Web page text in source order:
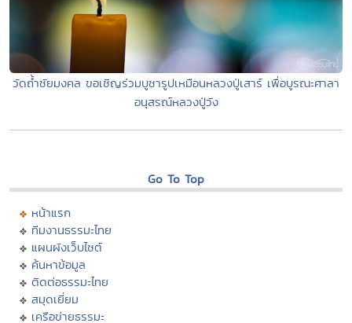
วัดถ้ำชัยมงคล ขอเชิญร่วมบูชารูปเหมือนหลวงปู่เสาร์ เพื่อบูรณะศาลา
อนุสรณ์หลวงปู่วัง
Go To Top
หน้าแรก
ทีมงานธรรมะไทย
แผนผังเว็บไซต์
ค้นหาข้อมูล
ติดต่อธรรมะไทย
สมุดเยี่ยม
เครือข่ายธรรมะ